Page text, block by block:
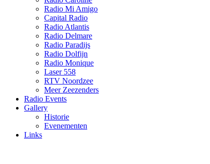
Radio Mi Amigo
Capital Radio
Radio Atlantis
Radio Delmare
Radio Paradijs
Radio Dolfijn
Radio Monique
Laser 558
RTV Noordzee
Meer Zeezenders
Radio Events
Gallery
Historie
Evenementen
Links